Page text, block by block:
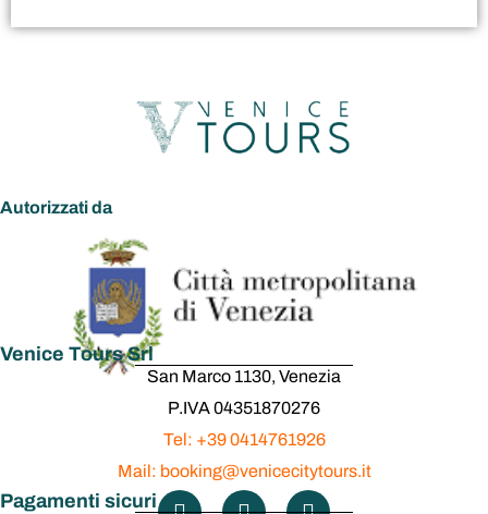
Autorizzati da
Venice Tours Srl
San Marco 1130, Venezia
P.IVA 04351870276
Tel: +39 0414761926
Mail: booking@venicecitytours.it
Pagamenti sicuri